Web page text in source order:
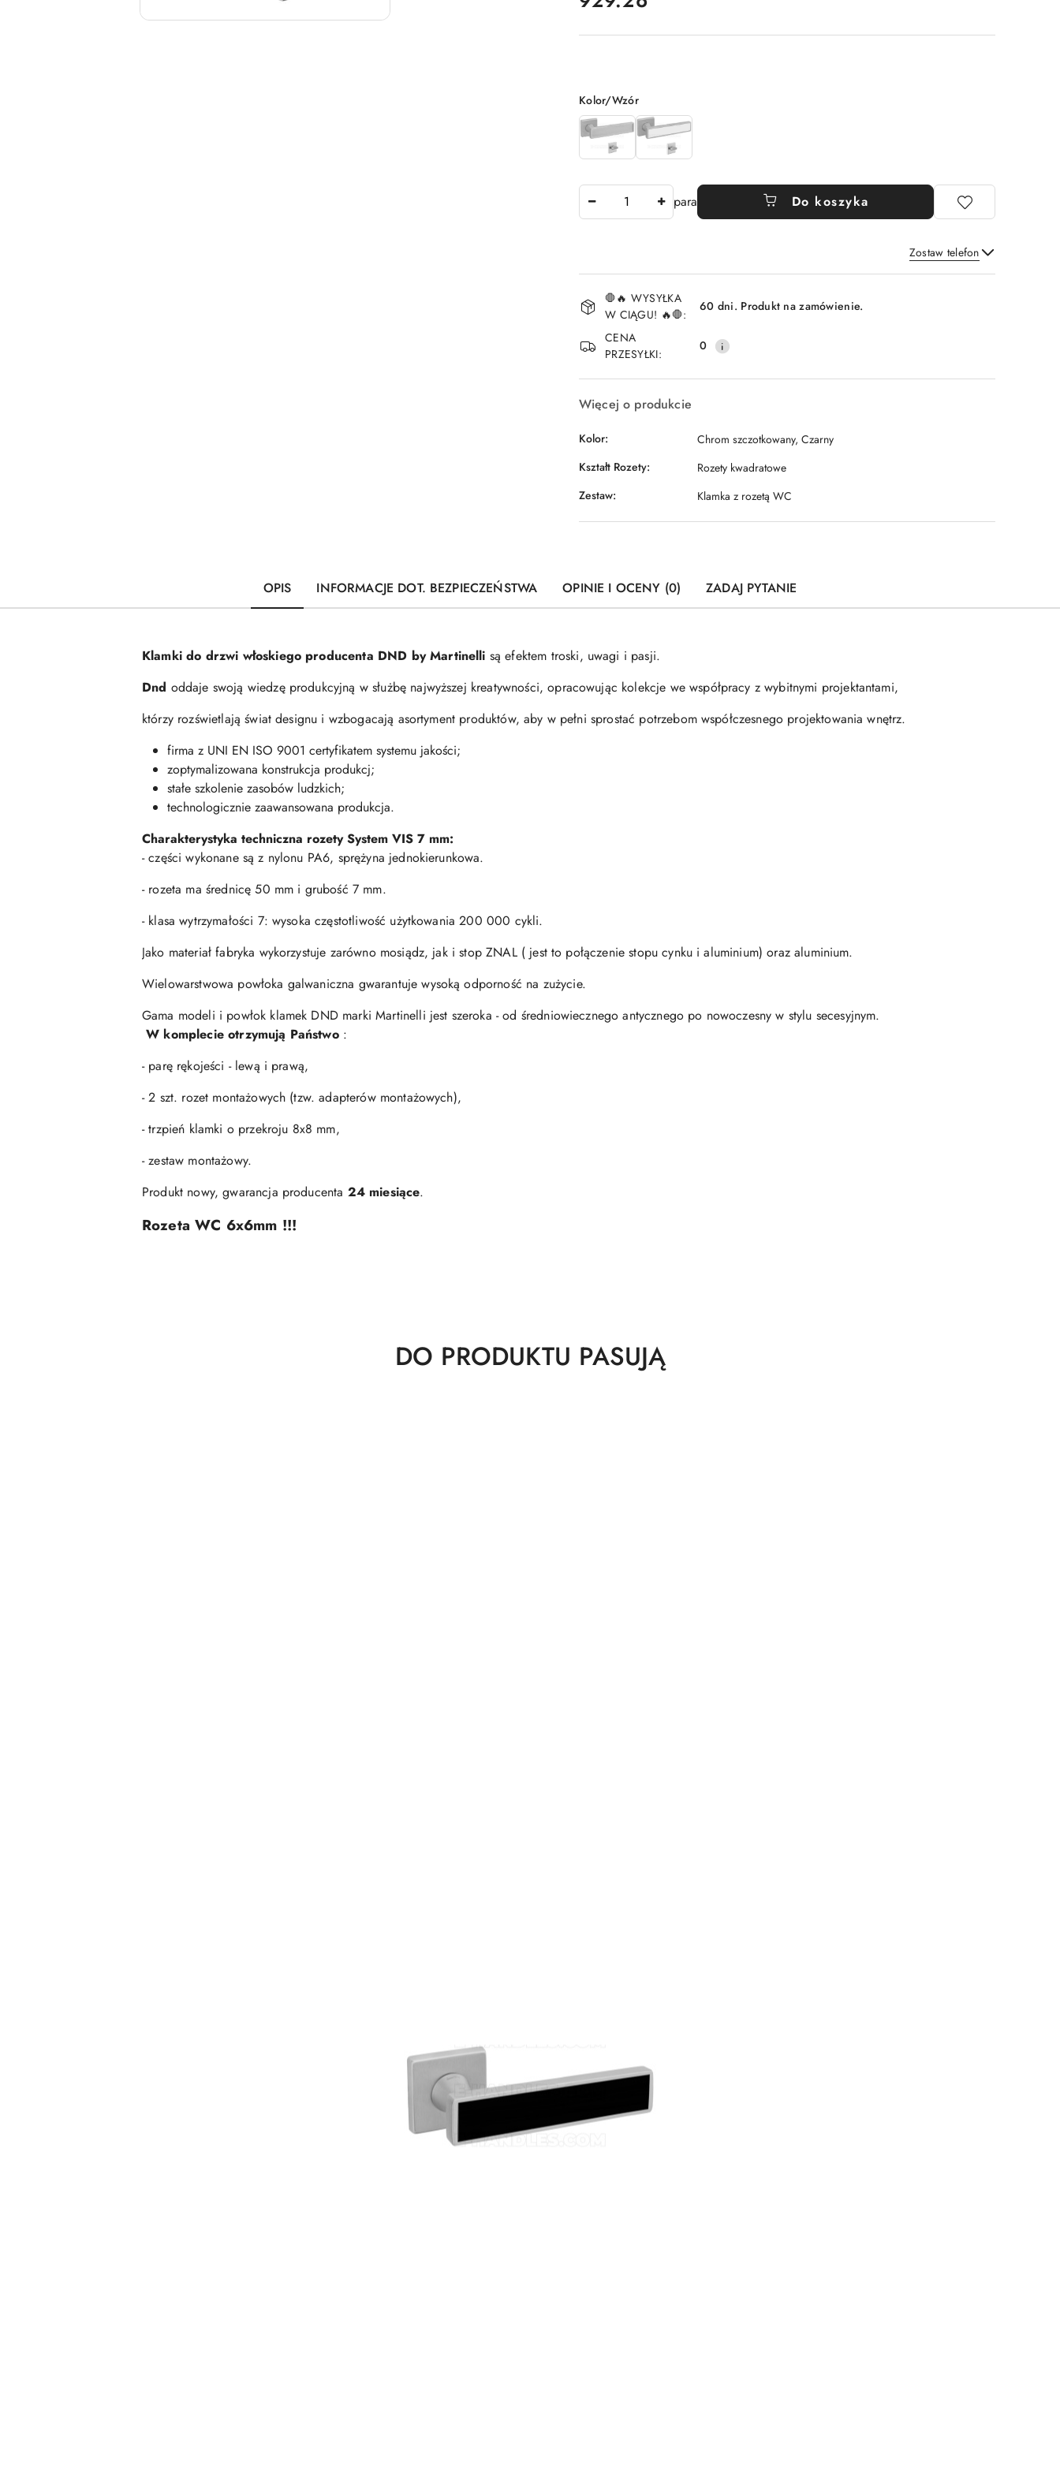
Wariant
Kolor/Wzór
para Do koszyka
Zostaw telefon
Wyślij
Dostępność
i
dostawa
🛑🔥 WYSYŁKA
W CIĄGU! 🔥🛑:
60 dni. Produkt na zamówienie.
CENA
PRZESYŁKI:
0
Więcej o produkcie
Kolor:
Chrom szczotkowany, Czarny
Kształt Rozety:
Rozety kwadratowe
Zestaw:
Klamka z rozetą WC
OPIS INFORMACJE DOT. BEZPIECZEŃSTWA OPINIE I OCENY (0) ZADAJ PYTANIE
Klamki do drzwi włoskiego producenta DND by Martinelli są efektem troski, uwagi i pasji.
Dnd oddaje swoją wiedzę produkcyjną w służbę najwyższej kreatywności, opracowując kolekcje we współpracy z wybitnymi projektantami,
którzy rozświetlają świat designu i wzbogacają asortyment produktów, aby w pełni sprostać potrzebom współczesnego projektowania wnętrz.
firma z UNI EN ISO 9001 certyfikatem systemu jakości;
zoptymalizowana konstrukcja produkcj;
stałe szkolenie zasobów ludzkich;
technologicznie zaawansowana produkcja.
Charakterystyka techniczna rozety System VIS 7 mm:
- części wykonane są z nylonu PA6, sprężyna jednokierunkowa.
- rozeta ma średnicę 50 mm i grubość 7 mm.
- klasa wytrzymałości 7: wysoka częstotliwość użytkowania 200 000 cykli.
Jako materiał fabryka wykorzystuje zarówno mosiądz, jak i stop ZNAL ( jest to połączenie stopu cynku i aluminium) oraz aluminium.
Wielowarstwowa powłoka galwaniczna gwarantuje wysoką odporność na zużycie.
Gama modeli i powłok klamek DND marki Martinelli jest szeroka - od średniowiecznego antycznego po nowoczesny w stylu secesyjnym.
W komplecie otrzymują Państwo:
- parę rękojeści - lewą i prawą,
- 2 szt. rozet montażowych (tzw. adapterów montażowych),
- trzpień klamki o przekroju 8x8 mm,
- zestaw montażowy.
Produkt nowy, gwarancja producenta 24 miesiące.
Rozeta WC 6x6mm !!!
Produkty
DO PRODUKTU PASUJĄ